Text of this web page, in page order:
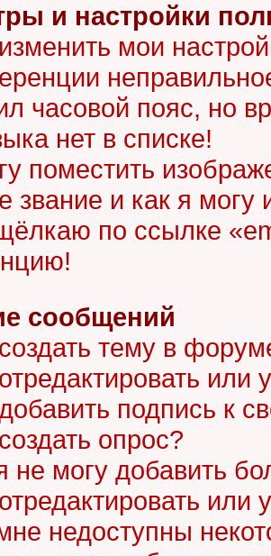
и настройки
мои
часовой пояс, но
нет в списке!
поместить
звание и как я могу
по ссылке
сообщений
тему в
или
подпись к
опрос?
не могу добавить
или
недоступны